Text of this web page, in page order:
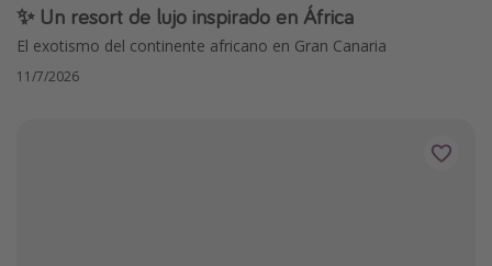
✨ Un resort de lujo inspirado en África
El exotismo del continente africano en Gran Canaria
11/7/2026